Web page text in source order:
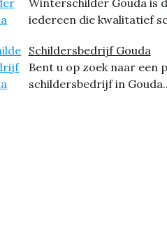
iedereen die kwalitatief
Schildersbedrijf Gouda
Bent u op zoek naar een
schildersbedrijf in